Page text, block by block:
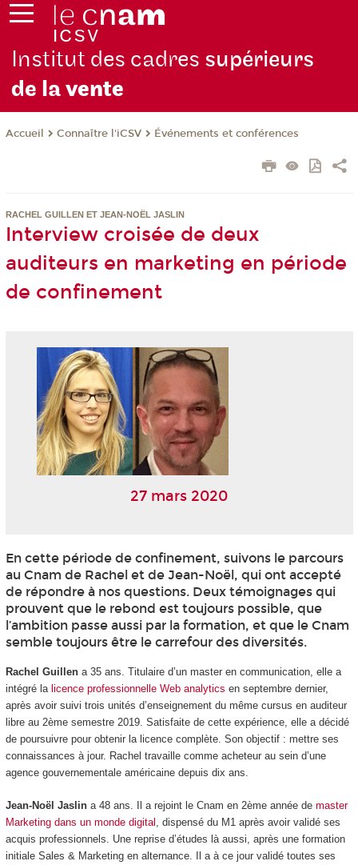
Institut des cadres supérieurs
de lavente
Accueil Connaître l'iCSV Événements et conférences
RACHEL GUILLEN ET JEAN-NOËL JASLIN
Interview croisée de deux
auditeurs en marketing en période
de confinement
27 mars 2020
En cette période de confinement, suivons le parcours
au Cnam de Rachel et de Jean-Noël, qui ont accepté
de répondre à nos questions. Deux témoignages qui
prouvent que le rebond est toujours possible, que
l’ambition passe aussi par la formation, et que le Cnam
semble toujours être le carrefour des diversités.
Rachel Guillena 35 ans. Titulaire d’un master en communication, elle a
intégré la licence professionnelle Web analytics en septembre dernier,
après avoir suivi trois unités d’enseignement du même cursus en auditeur
libre au 2ème semestre 2019. Satisfaite de cette expérience, elle a décidé
de poursuivre pour obtenir la licence complète. Son objectif : mettre ses
connaissances à jour. Rachel travaille comme acheteur au sein d’une
agence gouvernementale américaine depuis dix ans.
Jean-Noël Jaslina 48 ans. Il a rejoint le Cnam en 2ème année de master
Marketing dans un monde digital
, dispensé du M1 après avoir validé ses
acquis professionnels. Une reprise d’études là aussi, après une formation
initiale Sales & Marketing en alternance. Il a à ce jour validé toutes ses